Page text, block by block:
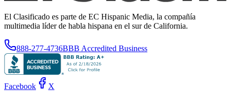
El Clasificado es parte de EC Hispanic Media, la compañía
multimedia líder de habla hispana en el sur de California.
888-277-4736BBB Accredited Business
Facebook X